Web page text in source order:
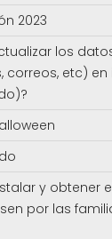
2023
los
correos, etc) en
y obtener
por las